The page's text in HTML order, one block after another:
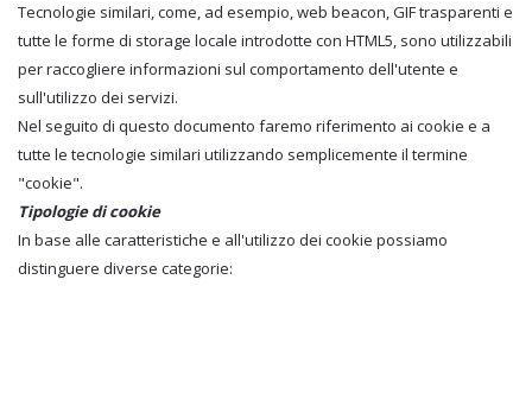
Tecnologie similari, come, ad esempio, web beacon, GIF trasparenti e
tutte le forme di storage locale introdotte con HTML5, sono utilizzabili
per raccogliere informazioni sul comportamento dell'utente e
sull'utilizzo dei servizi.
Nel seguito di questo documento faremo riferimento ai cookie e a
tutte le tecnologie similari utilizzando semplicemente il termine
"cookie".
Tipologie di cookie
In base alle caratteristiche e all'utilizzo dei cookie possiamo
distinguere diverse categorie: